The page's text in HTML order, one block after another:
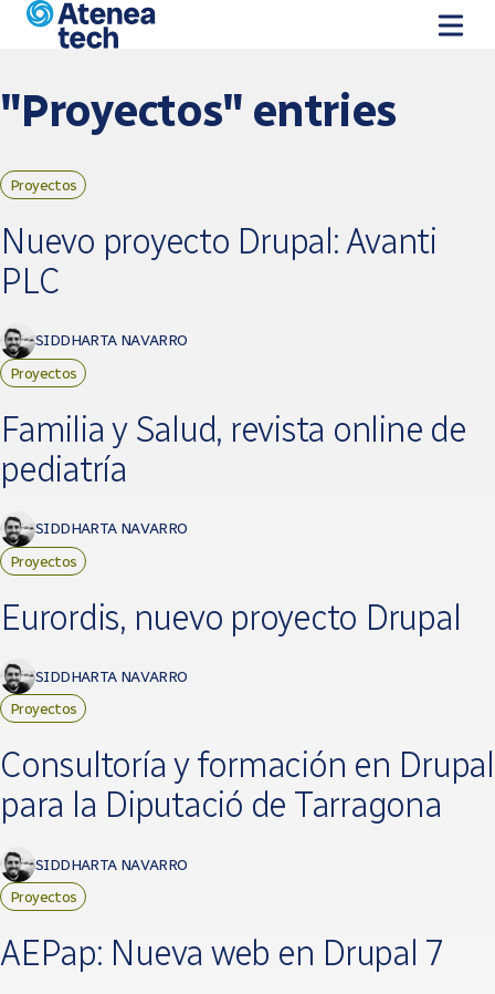
Skip to main content
"Proyectos" entries
Proyectos
Nuevo proyecto Drupal: Avanti
PLC
SIDDHARTA NAVARRO
Proyectos
Familia y Salud, revista online de
pediatría
SIDDHARTA NAVARRO
Proyectos
Eurordis, nuevo proyecto Drupal
SIDDHARTA NAVARRO
Proyectos
Consultoría y formación en Drupal
para la Diputació de Tarragona
SIDDHARTA NAVARRO
Proyectos
AEPap: Nueva web en Drupal 7
Pages